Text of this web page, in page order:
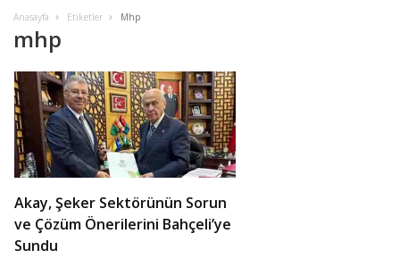
Anasayfa Etiketler Mhp
mhp
Akay, Şeker Sektörünün Sorun
ve Çözüm Önerilerini Bahçeli’ye
Sundu